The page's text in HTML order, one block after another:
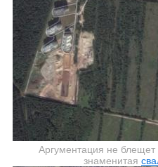
Аргументация не блещет
знаменитая